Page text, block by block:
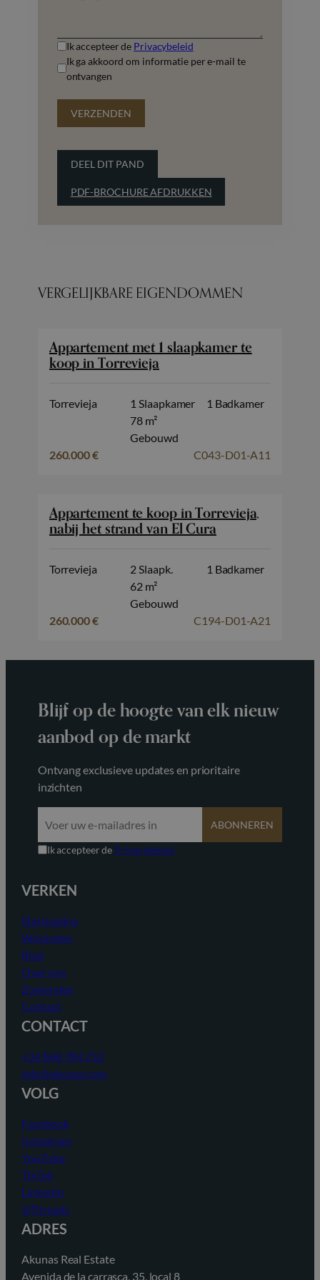
Ik accepteer de Privacybeleid
Ik ga akkoord om informatie per e-mail te
ontvangen
VERZENDEN
DEEL DIT PAND
PDF-BROCHURE AFDRUKKEN
VERGELIJKBARE EIGENDOMMEN
Appartement met 1 slaapkamer te
koop in Torrevieja
Torrevieja 1 Slaapkamer
1 Badkamer
78 m²
Gebouwd
260.000 €
C043-D01-A11
Appartement te koop in Torrevieja,
nabij het strand van El Cura
Torrevieja 2 Slaapk.
1 Badkamer
62 m²
Gebouwd
260.000 €
C194-D01-A21
Blijf op de hoogte van elk nieuw
aanbod op de markt
Ontvang exclusieve updates en prioritaire
inzichten
ABONNEREN
Ik accepteer de Privacybeleid
VERKEN
Startpagina
Woningen
Blog
Over ons
Zoekindex
Contact
CONTACT
+34 868 784 752
info@akunas.com
VOLG
Facebook
Instagram
YouTube
TikTok
LinkedIn
@Threads
ADRES
Akunas Real Estate
Avenida de la carrasca, 35, local 8